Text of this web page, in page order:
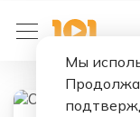
Мы